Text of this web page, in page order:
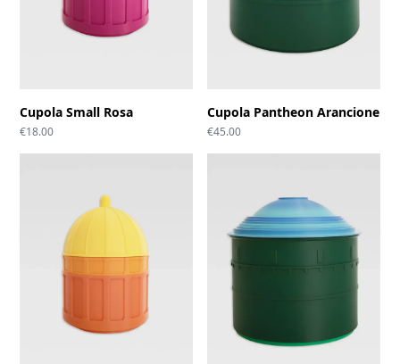
Cupola Small Rosa
€18.00
Cupola Pantheon Arancione
€45.00